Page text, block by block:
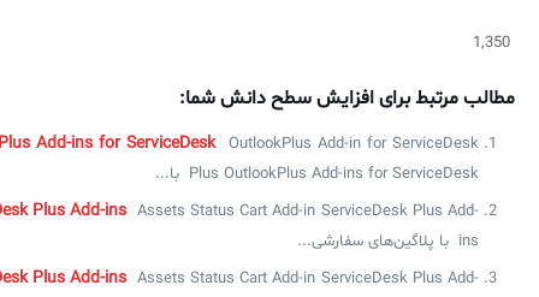
1,350
مطالب مرتبط برای افزایش سطح دانش شما:
Add-ins for ServiceDesk OutlookPlus Add-in for ServiceDesk
Plus OutlookPlus Add-ins for ServiceDesk با...
Plus Add-ins Assets Status Cart Add-in ServiceDesk Plus Add-
ins با پلاگین‌های سفارشی...
Plus Add-ins Assets Status Cart Add-in ServiceDesk Plus Add-